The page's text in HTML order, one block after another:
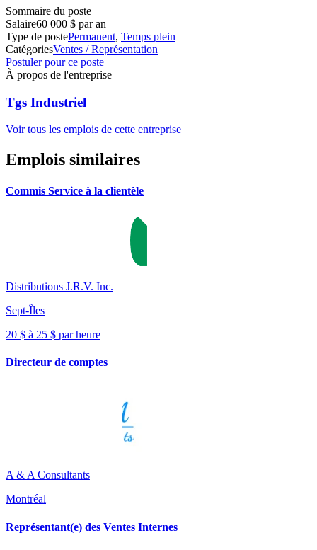
Sommaire du poste
Salaire60 000 $ par an
Type de postePermanent, Temps plein
CatégoriesVentes / Représentation
Postuler pour ce poste
À propos de l'entreprise
Tgs Industriel
Voir tous les emplois de cette entreprise
Emplois similaires
Commis Service à la clientèle
Distributions J.R.V. Inc.
Sept-Îles
20 $ à 25 $ par heure
Directeur de comptes
A & A Consultants
Montréal
Représentant(e) des Ventes Internes